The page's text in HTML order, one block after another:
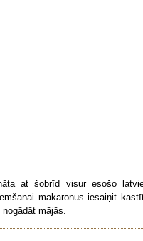
at šobrīd visur esošo
makaronus iesaiņit
mājās.